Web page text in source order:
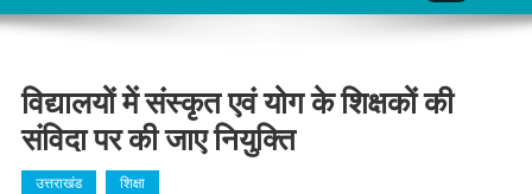
विद्यालयों में संस्कृत एवं योग के शिक्षकों की
संविदा पर की जाए नियुक्ति
उत्तराखंड शिक्षा